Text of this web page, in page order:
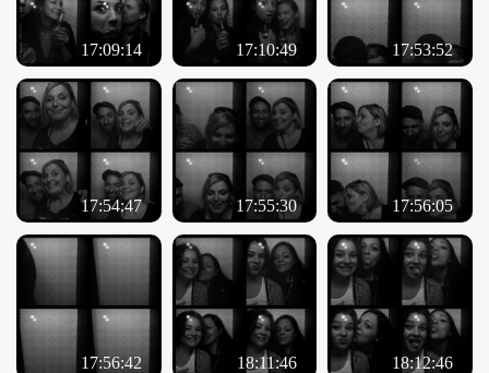
KONTAKT
ÜBER UNS
GÖNNEREI
SHOP
MITMACHEN
17:09:14 17:10:49 17:53:52
17:54:47 17:55:30 17:56:05
17:56:42 18:11:46 18:12:46